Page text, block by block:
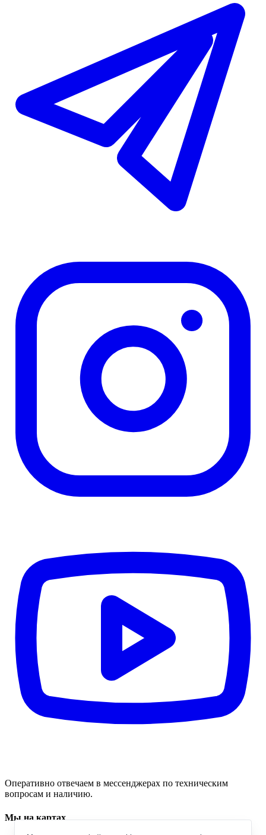
Оперативно отвечаем в мессенджерах по техническим
вопросам и наличию.
Мы на картах